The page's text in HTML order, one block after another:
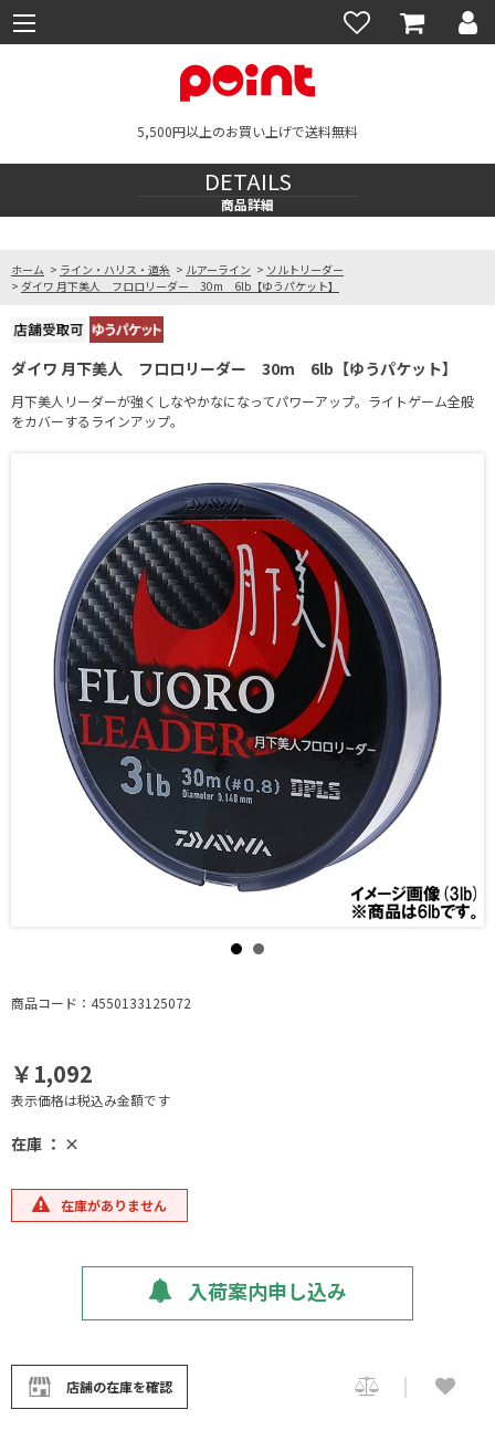
5,500円以上のお買い上げで送料無料
DETAILS
商品詳細
ホーム > ライン・ハリス・道糸 > ルアーライン > ソルトリーダー
> ダイワ 月下美人 フロロリーダー 30m 6lb【ゆうパケット】
ダイワ 月下美人 フロロリーダー 30m 6lb【ゆうパケット】
月下美人リーダーが強くしなやかなになってパワーアップ。ライトゲーム全般
をカバーするラインアップ。
商品コード：4550133125072
￥1,092
表示価格は税込み金額です
在庫 ： ×
在庫がありません
入荷案内申し込み
店舗の在庫を確認